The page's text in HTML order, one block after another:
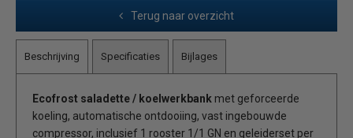
Terug naar overzicht
Beschrijving Specificaties Bijlages
Ecofrost saladette / koelwerkbank met geforceerde
koeling, automatische ontdooiing, vast ingebouwde
compressor, inclusief 1 rooster 1/1 GN en geleiderset per